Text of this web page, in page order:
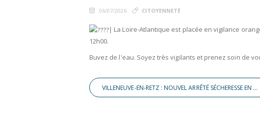
06/07/2026 CITOYENNETÉ
| La Loire-Atlantique est placée en vigilance
12h00.
Buvez de l'eau. Soyez très vigilants et prenez soin de
VILLENEUVE-EN-RETZ : NOUVEL ARRÊTÉ SÉCHERESSE EN VIGUEUR